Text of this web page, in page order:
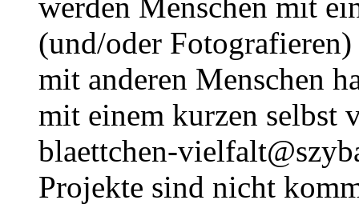
(und/oder
mit anderen Menschen
mit einem kurzen selbst
blaettchen-
Projekte sind nicht